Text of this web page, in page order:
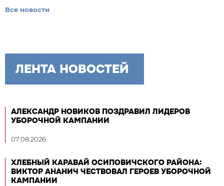
Все новости
ЛЕНТА НОВОСТЕЙ
АЛЕКСАНДР НОВИКОВ ПОЗДРАВИЛ ЛИДЕРОВ
УБОРОЧНОЙ КАМПАНИИ
07.08.2026
ХЛЕБНЫЙ КАРАВАЙ ОСИПОВИЧСКОГО РАЙОНА:
ВИКТОР АНАНИЧ ЧЕСТВОВАЛ ГЕРОЕВ УБОРОЧНОЙ
КАМПАНИИ